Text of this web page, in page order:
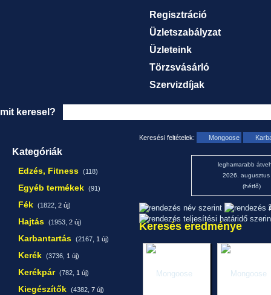
Regisztráció
Üzletszabályzat
Üzleteink
Törzsvásárló
Szervizdíjak
mit keresel?
Kategóriák
Edzés, Fitness (118)
Egyéb termékek (91)
Fék (1822, 2 új)
Hajtás (1953, 2 új)
Karbantartás (2167, 1 új)
Kerék (3736, 1 új)
Kerékpár (782, 1 új)
Kiegészítők (4382, 7 új)
Keresési feltételek: Mongoose
leghamarabb
2026. augusztus
(hétfő)
Keresés eredménye